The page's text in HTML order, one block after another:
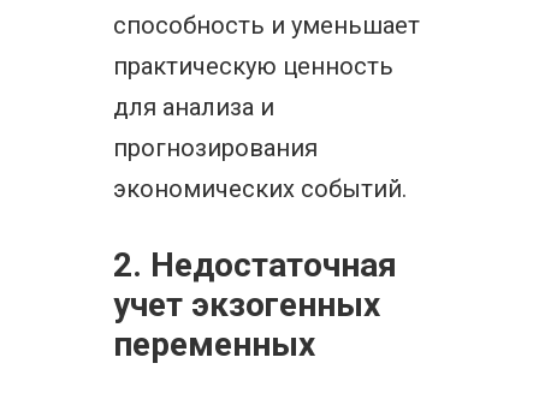
способность и уменьшает
практическую ценность
для анализа и
прогнозирования
экономических событий.
2. Недостаточная
учет экзогенных
переменных